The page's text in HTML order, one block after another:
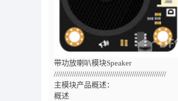
带功放喇叭模块Speaker
////////////////////////////////////////////////////////
主模块产品概述：
概述